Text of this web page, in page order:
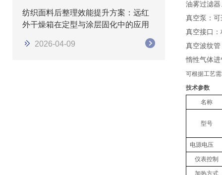
纺织面料后整理效能提升方案：远红
外干燥箱在定型与涂层固化中的应用
2026-04-09
油雾过滤
真空泵：
真空接口
真空波纹
惰性气体
可根据工艺
技术参数
名称
型号
电源电压
仪表控制
加热方式